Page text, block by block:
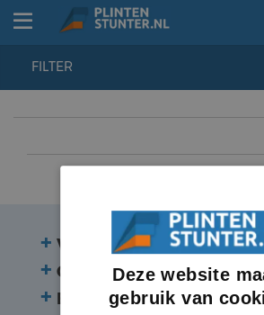
home //
FILTER
Veelgestelde vragen
Contact
Beoordelingen
Deze website
gebruik van